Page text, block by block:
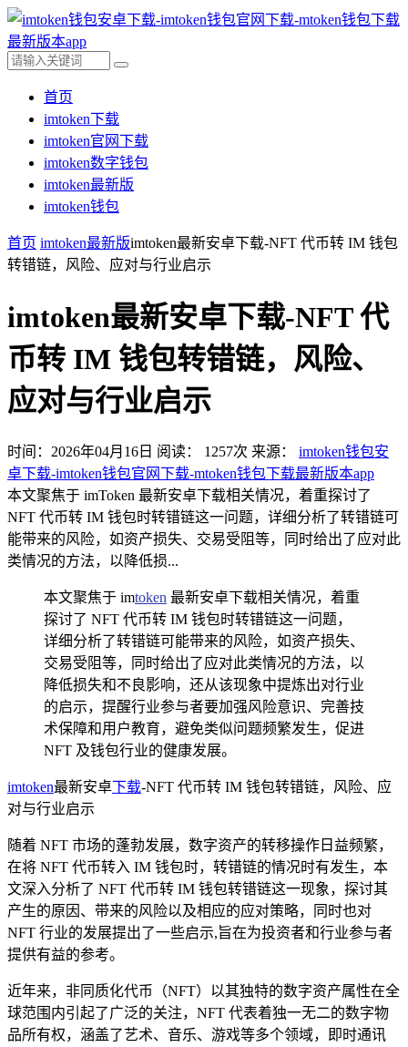
首页
imtoken下载
imtoken官网下载
imtoken数字钱包
imtoken最新版
imtoken钱包
首页 imtoken最新版imtoken最新安卓下载-NFT 代币转 IM 钱包
转错链，风险、应对与行业启示
imtoken最新安卓下载-NFT 代
币转 IM 钱包转错链，风险、
应对与行业启示
时间：2026年04月16日 阅读： 1257次 来源： imtoken钱包安
卓下载-imtoken钱包官网下载-mtoken钱包下载最新版本app
本文聚焦于 imToken 最新安卓下载相关情况，着重探讨了
NFT 代币转 IM 钱包时转错链这一问题，详细分析了转错链可
能带来的风险，如资产损失、交易受阻等，同时给出了应对此
类情况的方法，以降低损...
本文聚焦于 imtoken 最新安卓下载相关情况，着重
探讨了 NFT 代币转 IM 钱包时转错链这一问题，
详细分析了转错链可能带来的风险，如资产损失、
交易受阻等，同时给出了应对此类情况的方法，以
降低损失和不良影响，还从该现象中提炼出对行业
的启示，提醒行业参与者要加强风险意识、完善技
术保障和用户教育，避免类似问题频繁发生，促进
NFT 及钱包行业的健康发展。
imtoken最新安卓下载-NFT 代币转 IM 钱包转错链，风险、应
对与行业启示
随着 NFT 市场的蓬勃发展，数字资产的转移操作日益频繁，
在将 NFT 代币转入 IM 钱包时，转错链的情况时有发生，本
文深入分析了 NFT 代币转 IM 钱包转错链这一现象，探讨其
产生的原因、带来的风险以及相应的应对策略，同时也对
NFT 行业的发展提出了一些启示,旨在为投资者和行业参与者
提供有益的参考。
近年来，非同质化代币（NFT）以其独特的数字资产属性在全
球范围内引起了广泛的关注，NFT 代表着独一无二的数字物
品所有权，涵盖了艺术、音乐、游戏等多个领域，即时通讯